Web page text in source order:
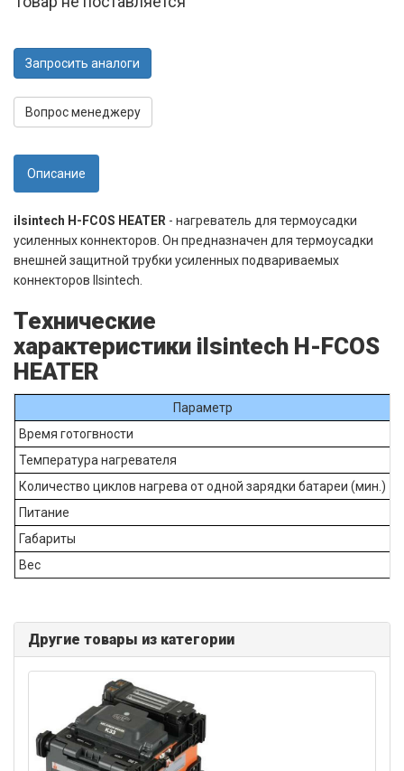
Запросить аналоги
Вопрос менеджеру
Описание
ilsintech H-FCOS HEATER - нагреватель для термоусадки
усиленных коннекторов. Он предназначен для термоусадки
внешней защитной трубки усиленных подвариваемых
коннекторов Ilsintech.
Технические
характеристики ilsintech H-FCOS
HEATER
Параметр
Время готогвности
Температура нагревателя
Количество циклов нагрева от одной зарядки батареи (мин.)
Питание
Габариты
Вес
Другие товары из категории